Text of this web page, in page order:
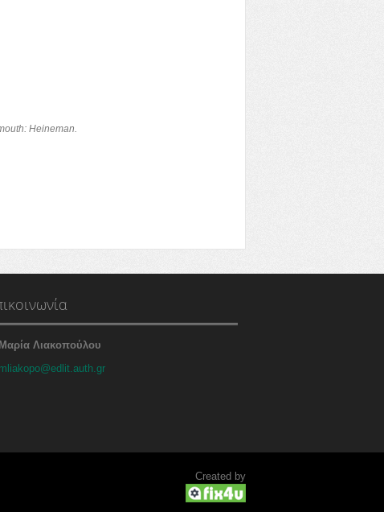
Heineman.
Μαρία Λιακοπούλου
mliakopo@edlit.auth.gr
Created by